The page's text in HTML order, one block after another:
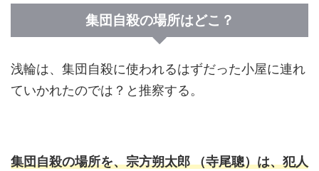
集団自殺の場所はどこ？
浅輪は、集団自殺に使われるはずだった小屋に連れ
ていかれたのでは？と推察する。
集団自殺の場所を、宗方朔太郎 （寺尾聰）は、犯人